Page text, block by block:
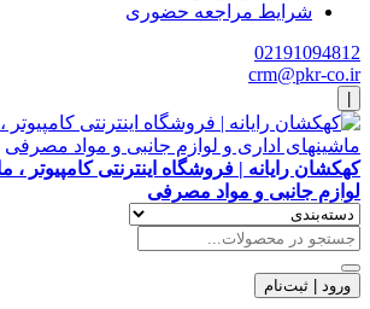
شرایط مراجعه حضوری
02191094812
crm@pkr-co.ir
کهکشان رایانه | فروشگاه اینترنتی کامپیوتر ،
لوازم جانبی و مواد مصرفی
ورود | ثبت‌نام